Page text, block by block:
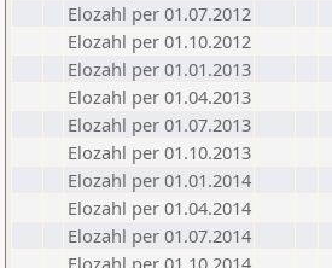
Elozahl per 01.07.2012
Elozahl per 01.10.2012
Elozahl per 01.01.2013
Elozahl per 01.04.2013
Elozahl per 01.07.2013
Elozahl per 01.10.2013
Elozahl per 01.01.2014
Elozahl per 01.04.2014
Elozahl per 01.07.2014
Elozahl per 01.10.2014